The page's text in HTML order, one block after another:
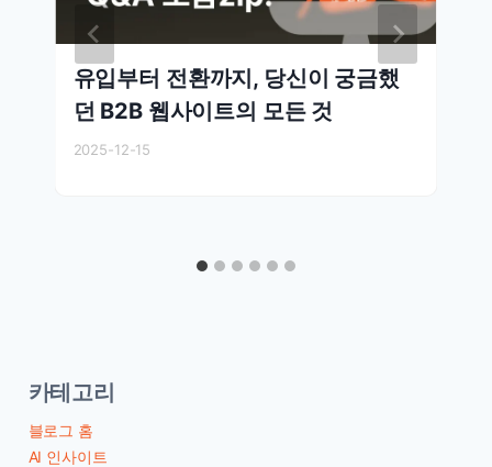
유입부터 전환까지, 당신이 궁금했
던 B2B 웹사이트의 모든 것
2025-12-15
카테고리
블로그 홈
AI 인사이트